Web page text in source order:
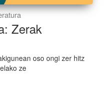
Zerak
oso ongi zer hitz
ze